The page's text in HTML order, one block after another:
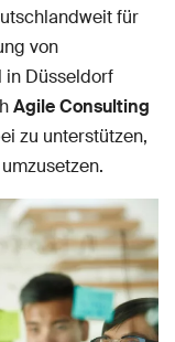
für
von
in Düsseldorf
Agile Consulting
zu unterstützen,